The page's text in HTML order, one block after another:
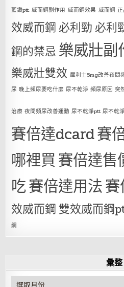
藍鑽ptt 威而鋼副作用 威而鋼效果 威而鋼 正
效威而鋼 必利勁 必利
鋼的禁忌 樂威壯副
樂威壯雙效 犀利士5mg改善夜間
尿 晚上頻尿要吃什麼 尿不乾淨 頻尿原因 突
治療 夜間頻尿改善運動 尿不乾淨ptt 尿不乾
賽倍達dcard賽
哪裡買賽倍達售
吃賽倍達用法
效威而鋼 雙效威而鋼
網
彙整
彙